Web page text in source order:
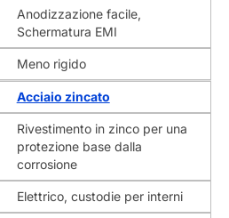
Anodizzazione facile,
Schermatura EMI
Meno rigido
Acciaio zincato
Rivestimento in zinco per una
protezione base dalla
corrosione
Elettrico, custodie per interni